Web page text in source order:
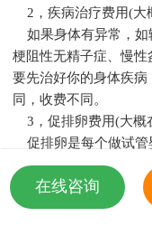
2，疾病治疗费用(大
如果身体有异常，如
梗阻性无精子症、慢
要先治好你的身体疾
同，收费不同。
3，促排卵费用(大概
促排卵是每个做试管
的排出和发育，从而
的差异决定花费。
4，费用(大概在
在线咨询